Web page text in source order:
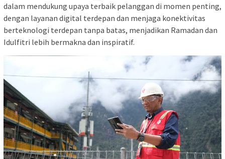
dalam mendukung upaya terbaik pelanggan di momen penting,
dengan layanan digital terdepan dan menjaga konektivitas
berteknologi terdepan tanpa batas, menjadikan Ramadan dan
Idulfitri lebih bermakna dan inspiratif.